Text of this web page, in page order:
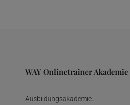
WAY Onlinetrainer Akademie
Ausbildungsakademie: